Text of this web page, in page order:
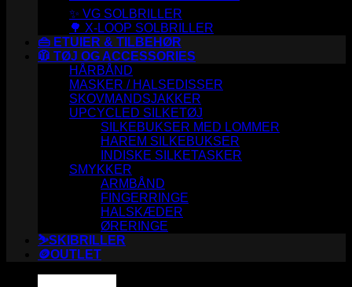
✨ VG SOLBRILLER
🌳 X-LOOP SOLBRILLER
👜 ETUIER & TILBEHØR
🧥 TØJ OG ACCESSORIES
HÅRBÅND
MASKER / HALSEDISSER
SKOVMANDSJAKKER
UPCYCLED SILKETØJ
SILKEBUKSER MED LOMMER
HAREM SILKEBUKSER
INDISKE SILKETASKER
SMYKKER
ARMBÅND
FINGERRINGE
HALSKÆDER
ØRERINGE
⛷️SKIBRILLER
🪙OUTLET